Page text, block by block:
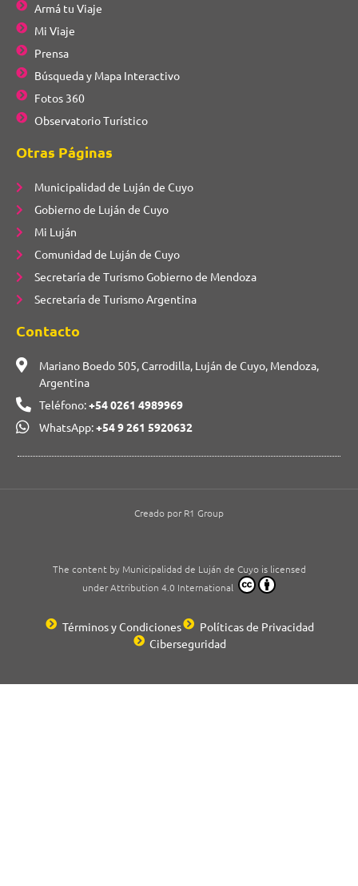
Armá tu Viaje
Mi Viaje
Prensa
Búsqueda y Mapa Interactivo
Fotos 360
Observatorio Turístico
Otras Páginas
Municipalidad de Luján de Cuyo
Gobierno de Luján de Cuyo
Mi Luján
Comunidad de Luján de Cuyo
Secretaría de Turismo Gobierno de Mendoza
Secretaría de Turismo Argentina
Contacto
Mariano Boedo 505, Carrodilla, Luján de Cuyo, Mendoza,
Argentina
Teléfono:+54 0261 4989969
WhatsApp:+54 9 261 5920632
Términos y Condiciones
Políticas de Privacidad
Ciberseguridad
The content by Municipalidad de Luján de Cuyo is licensed
under Attribution 4.0 International
Creado por R1 Group